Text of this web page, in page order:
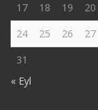
17
18 19 20
24
25 26 27
31
« Eyl